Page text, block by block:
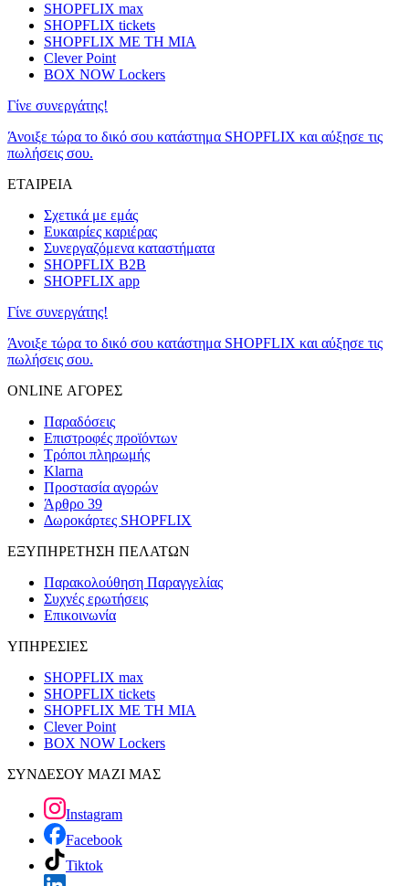
SHOPFLIX max
SHOPFLIX tickets
SHOPFLIX ΜΕ ΤΗ ΜΙΑ
Clever Point
BOX NOW Lockers
Γίνε συνεργάτης!
Άνοιξε τώρα το δικό σου κατάστημα SHOPFLIX και αύξησε τις
πωλήσεις σου.
ΕΤΑΙΡΕΙΑ
Σχετικά με εμάς
Ευκαιρίες καριέρας
Συνεργαζόμενα καταστήματα
SHOPFLIX B2B
SHOPFLIX app
Γίνε συνεργάτης!
Άνοιξε τώρα το δικό σου κατάστημα SHOPFLIX και αύξησε τις
πωλήσεις σου.
ONLINE ΑΓΟΡΕΣ
Παραδόσεις
Επιστροφές προϊόντων
Τρόποι πληρωμής
Klarna
Προστασία αγορών
Άρθρο 39
Δωροκάρτες SHOPFLIX
ΕΞΥΠΗΡΕΤΗΣΗ ΠΕΛΑΤΩΝ
Παρακολούθηση Παραγγελίας
Συχνές ερωτήσεις
Επικοινωνία
ΥΠΗΡΕΣΙΕΣ
SHOPFLIX max
SHOPFLIX tickets
SHOPFLIX ΜΕ ΤΗ ΜΙΑ
Clever Point
BOX NOW Lockers
ΣΥΝΔΕΣΟΥ ΜΑΖΙ ΜΑΣ
Instagram
Facebook
Tiktok